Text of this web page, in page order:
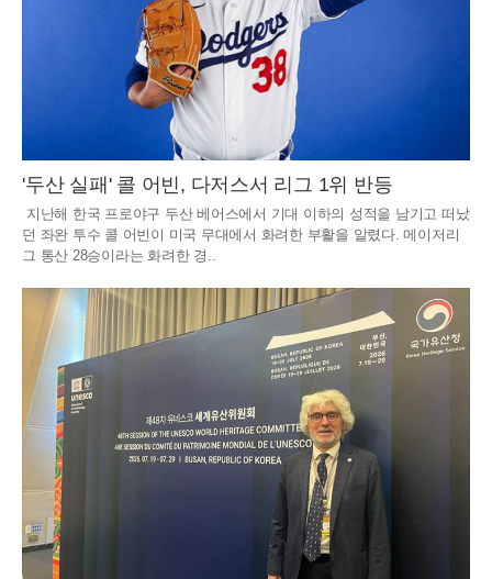
'두산 실패' 콜 어빈, 다저스서 리그 1위 반등
지난해 한국 프로야구 두산 베어스에서 기대 이하의 성적을 남기고 떠났
던 좌완 투수 콜 어빈이 미국 무대에서 화려한 부활을 알렸다. 메이저리
그 통산 28승이라는 화려한 경..